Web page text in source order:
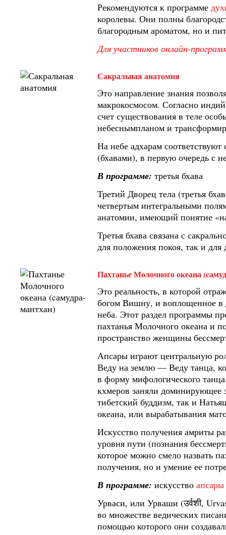
Рекомендуются к программе
королевы. Они полны
благородным ароматом, но и
Для участников онлайн-
Сакральная анатомия
Это направление знания
макрокосмосом. Согласно
счет существования в теле
небеснымпланом и
На небе адхарам
(бхавами), в первую очередь с
В программе: третья бхава
Третий Дворец тела (третья
четвертым интегральными
анатомии, имеющий понятие
Третья бхава связана с
для положения покоя, так и для
Пахтанье Молочного океана
Это реальность, в которой
богом Вишну, и воплощенное в
неба. Этот раздел программы
пахтанья Молочного океана и
пространство женщины
Апсары играют центральную
Веду на землю — Веду танца,
в форму мифологического
кхмеров заняли доминирующее
тибетский буддизм, так и
океана, или вырабатывания
Искусство получения амриты
уровня пути (познания
которое можно смело назвать
получения, но и умение ее
В программе: искусство
Урваси, или Урваши (उर्वशी,
во множестве ведических
помощью которого они